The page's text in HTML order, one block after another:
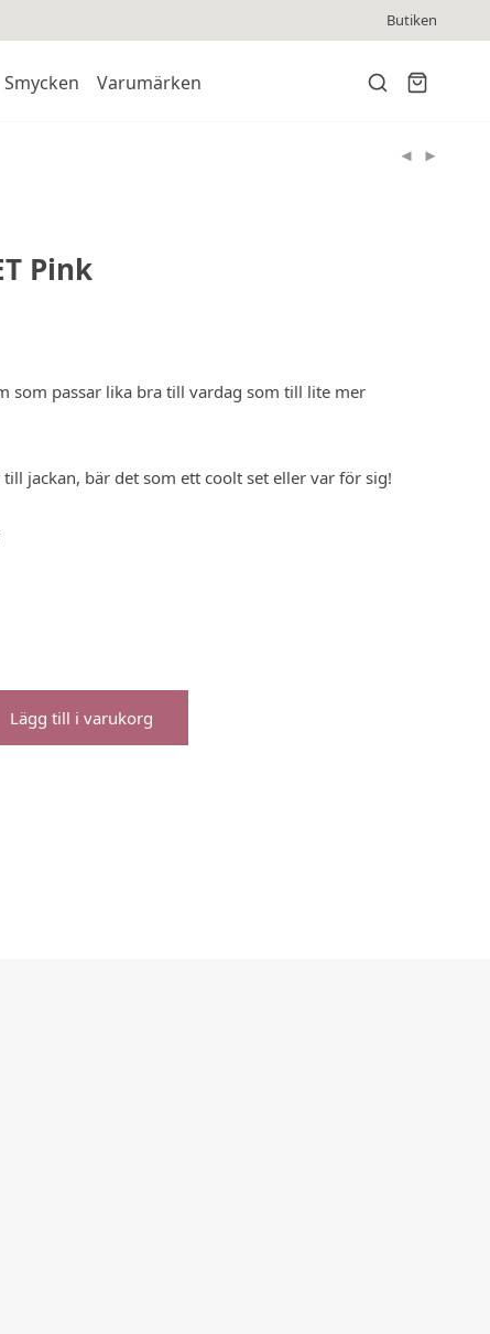
Butiken
Smycken Varumärken
Pink
som passar lika bra till vardag som till lite mer
jackan, bär det som ett coolt set eller var för sig!
Lägg till i varukorg